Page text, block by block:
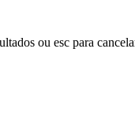
ou esc para